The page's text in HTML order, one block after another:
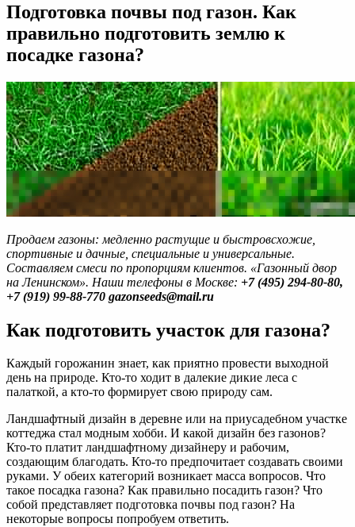
почвы
газон.
подготовить
землю
к
посадке
газона?
Подготовка почвы под газон. Как
правильно подготовить землю к
посадке газона?
Продаем газоны: медленно растущие и быстровсхожие,
спортивные и дачные, специальные и универсальные.
Составляем смеси по пропорциям клиентов. «Газонный двор
на Ленинском». Наши телефоны в Москве: +7 (495) 294-80-80,
+7 (919) 99-88-770 gazonseeds@mail.ru
Как подготовить участок для газона?
Каждый горожанин знает, как приятно провести выходной
день на природе. Кто-то ходит в далекие дикие леса с
палаткой, а кто-то формирует свою природу сам.
Ландшафтный дизайн в деревне или на приусадебном участке
коттеджа стал модным хобби. И какой дизайн без газонов?
Кто-то платит ландшафтному дизайнеру и рабочим,
создающим благодать. Кто-то предпочитает создавать своими
руками. У обеих категорий возникает масса вопросов. Что
такое посадка газона? Как правильно посадить газон? Что
собой представляет подготовка почвы под газон? На
некоторые вопросы попробуем ответить.